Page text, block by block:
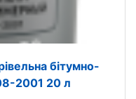
бітумно-
2001 20 л